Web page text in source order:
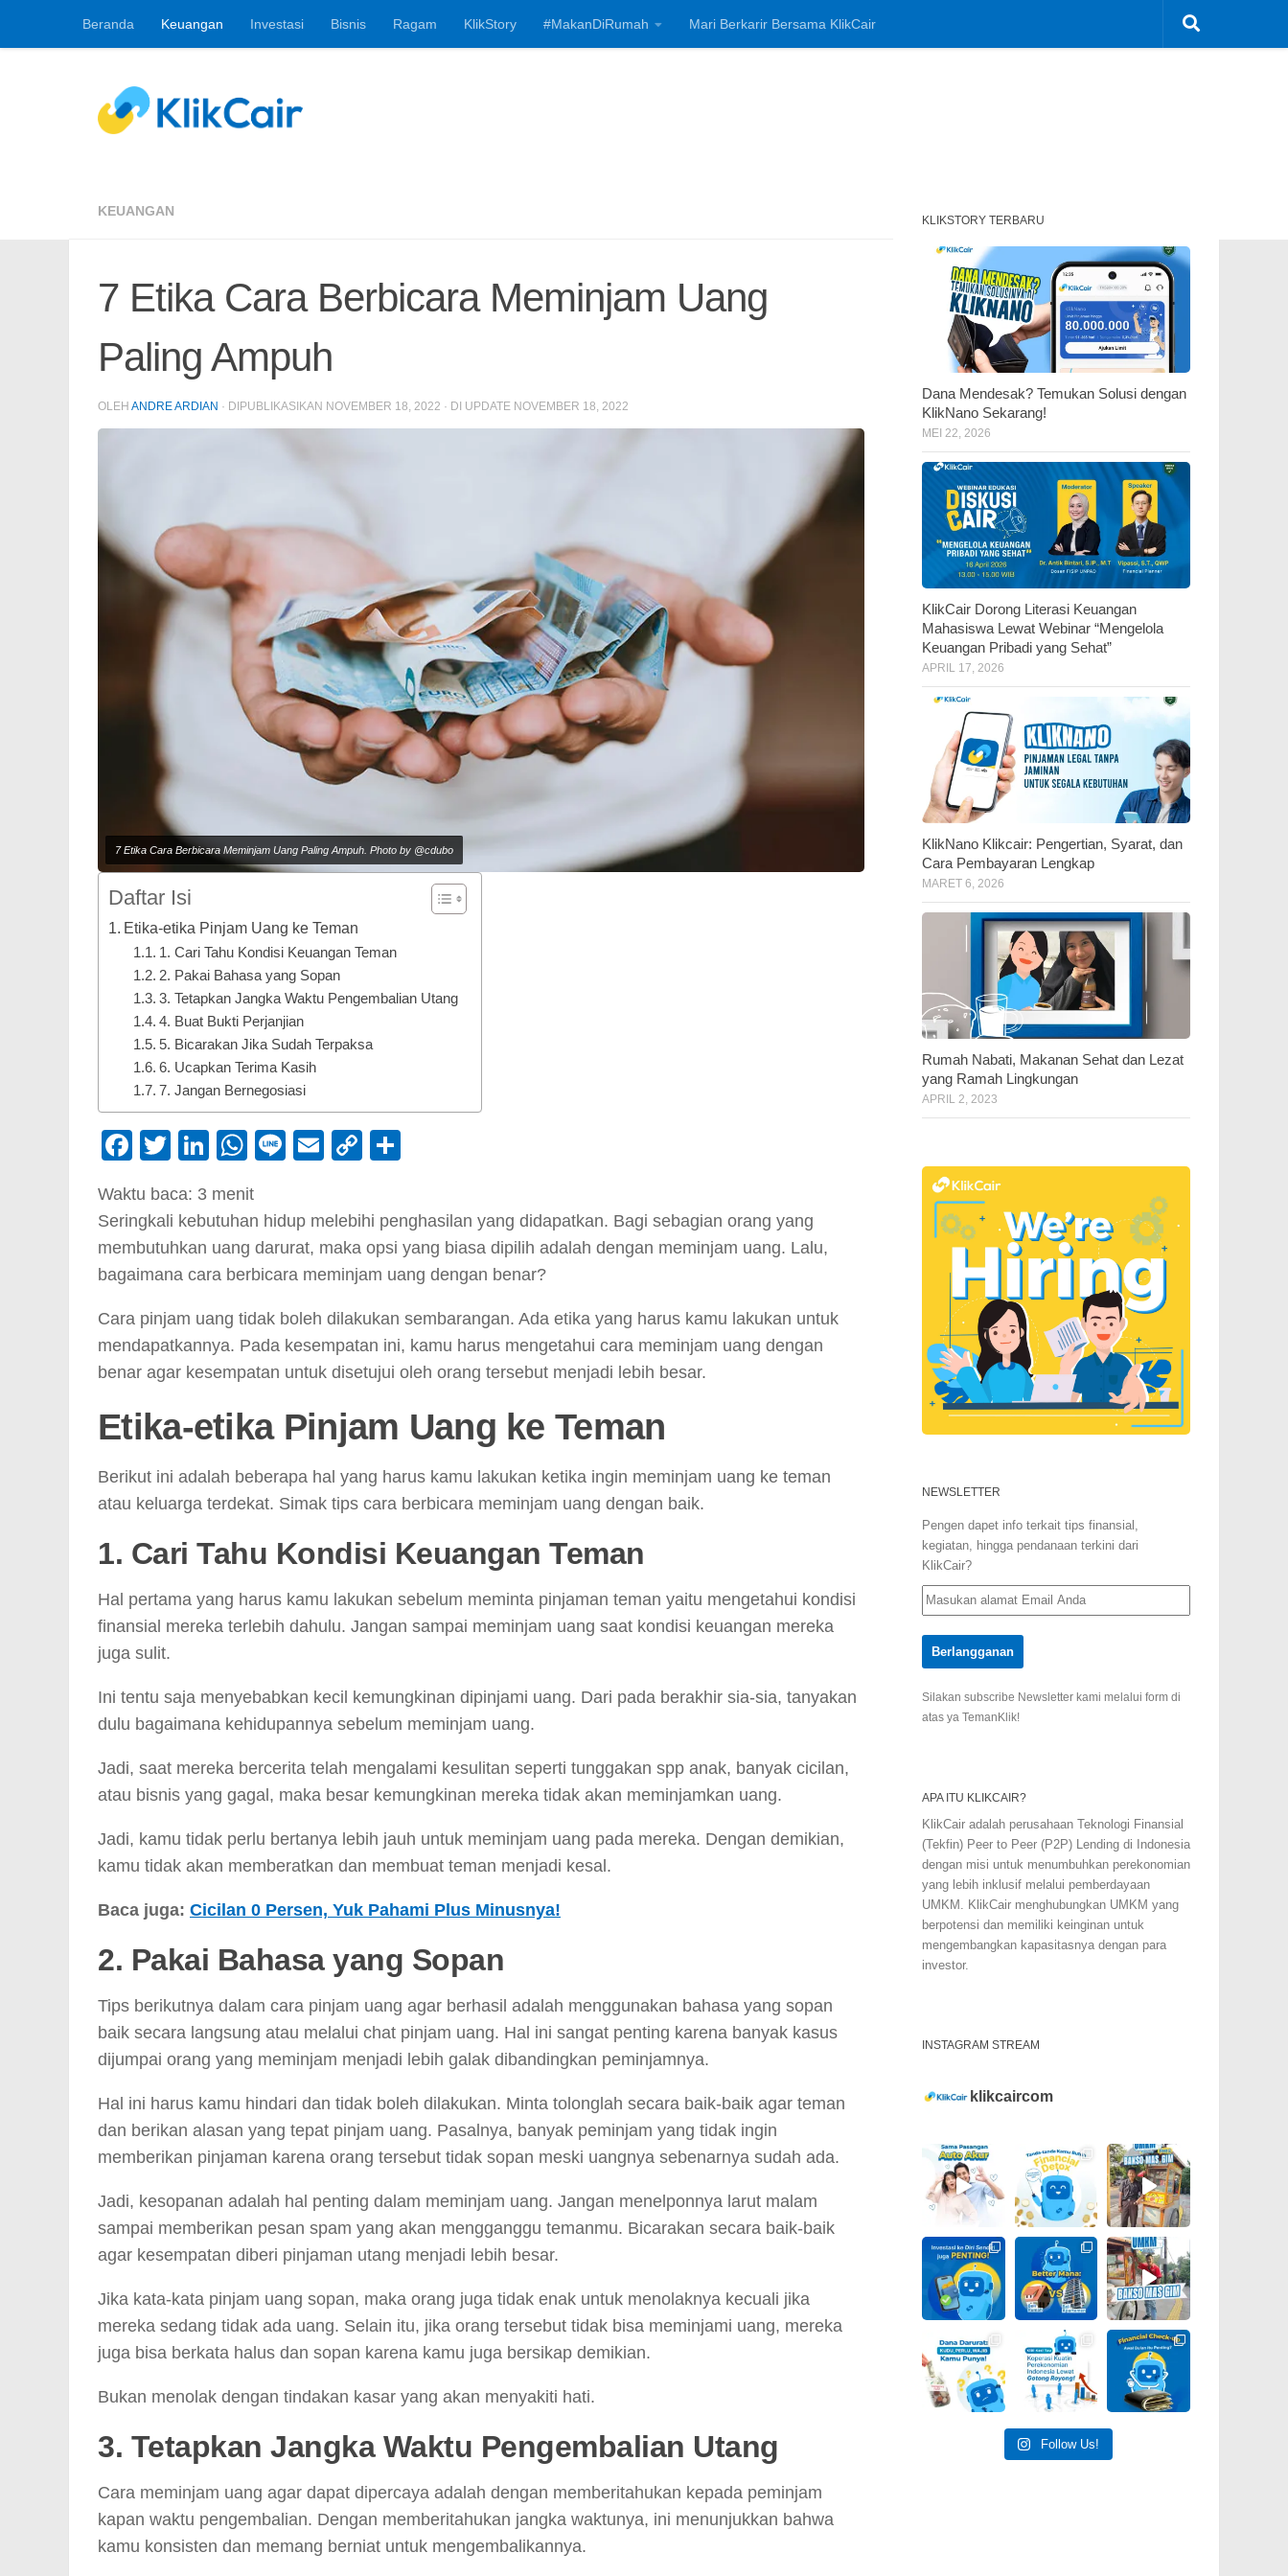
Skip to content
Beranda Keuangan Investasi Bisnis Ragam KlikStory #MakanDiRumah Mari Berkarir Bersama KlikCair
KEUANGAN
7 Etika Cara Berbicara Meminjam Uang
Paling Ampuh
OLEH ANDRE ARDIAN · DIPUBLIKASIKAN NOVEMBER 18, 2022 · DI UPDATE NOVEMBER 18, 2022
7 Etika Cara Berbicara Meminjam Uang Paling Ampuh. Photo by @cdubo
Daftar Isi
Etika-etika Pinjam Uang ke Teman
1. Cari Tahu Kondisi Keuangan Teman
2. Pakai Bahasa yang Sopan
3. Tetapkan Jangka Waktu Pengembalian Utang
4. Buat Bukti Perjanjian
5. Bicarakan Jika Sudah Terpaksa
6. Ucapkan Terima Kasih
7. Jangan Bernegosiasi
Facebook
Twitter
LinkedIn
WhatsApp
LineEmail
Copy
Waktu baca: 3 menit
Seringkali kebutuhan hidup melebihi penghasilan yang didapatkan. Bagi sebagian orang yang
membutuhkan uang darurat, maka opsi yang biasa dipilih adalah dengan meminjam uang. Lalu,
bagaimana cara berbicara meminjam uang dengan benar?
Cara pinjam uang tidak boleh dilakukan sembarangan. Ada etika yang harus kamu lakukan untuk
mendapatkannya. Pada kesempatan ini, kamu harus mengetahui cara meminjam uang dengan
benar agar kesempatan untuk disetujui oleh orang tersebut menjadi lebih besar.
Etika-etika Pinjam Uang ke Teman
Berikut ini adalah beberapa hal yang harus kamu lakukan ketika ingin meminjam uang ke teman
atau keluarga terdekat. Simak tips cara berbicara meminjam uang dengan baik.
1. Cari Tahu Kondisi Keuangan Teman
Hal pertama yang harus kamu lakukan sebelum meminta pinjaman teman yaitu mengetahui kondisi
finansial mereka terlebih dahulu. Jangan sampai meminjam uang saat kondisi keuangan mereka
juga sulit.
Ini tentu saja menyebabkan kecil kemungkinan dipinjami uang. Dari pada berakhir sia-sia, tanyakan
dulu bagaimana kehidupannya sebelum meminjam uang.
Jadi, saat mereka bercerita telah mengalami kesulitan seperti tunggakan spp anak, banyak cicilan,
atau bisnis yang gagal, maka besar kemungkinan mereka tidak akan meminjamkan uang.
Jadi, kamu tidak perlu bertanya lebih jauh untuk meminjam uang pada mereka. Dengan demikian,
kamu tidak akan memberatkan dan membuat teman menjadi kesal.
Baca juga: Cicilan 0 Persen, Yuk Pahami Plus Minusnya!
2. Pakai Bahasa yang Sopan
Tips berikutnya dalam cara pinjam uang agar berhasil adalah menggunakan bahasa yang sopan
baik secara langsung atau melalui chat pinjam uang. Hal ini sangat penting karena banyak kasus
dijumpai orang yang meminjam menjadi lebih galak dibandingkan peminjamnya.
Hal ini harus kamu hindari dan tidak boleh dilakukan. Minta tolonglah secara baik-baik agar teman
dan berikan alasan yang tepat pinjam uang. Pasalnya, banyak peminjam yang tidak ingin
memberikan pinjaman karena orang tersebut tidak sopan meski uangnya sebenarnya sudah ada.
Jadi, kesopanan adalah hal penting dalam meminjam uang. Jangan menelponnya larut malam
sampai memberikan pesan spam yang akan mengganggu temanmu. Bicarakan secara baik-baik
agar kesempatan diberi pinjaman utang menjadi lebih besar.
Jika kata-kata pinjam uang sopan, maka orang juga tidak enak untuk menolaknya kecuali jika
mereka sedang tidak ada uang. Selain itu, jika orang tersebut tidak bisa meminjami uang, mereka
juga bisa berkata halus dan sopan karena kamu juga bersikap demikian.
Bukan menolak dengan tindakan kasar yang akan menyakiti hati.
3. Tetapkan Jangka Waktu Pengembalian Utang
Cara meminjam uang agar dapat dipercaya adalah dengan memberitahukan kepada peminjam
kapan waktu pengembalian. Dengan memberitahukan jangka waktunya, ini menunjukkan bahwa
kamu konsisten dan memang berniat untuk mengembalikannya.
KLIKSTORY TERBARU
Dana Mendesak? Temukan Solusi dengan
KlikNano Sekarang!
MEI 22, 2026
KlikCair Dorong Literasi Keuangan
Mahasiswa Lewat Webinar “Mengelola
Keuangan Pribadi yang Sehat”
APRIL 17, 2026
KlikNano Klikcair: Pengertian, Syarat, dan
Cara Pembayaran Lengkap
MARET 6, 2026
Rumah Nabati, Makanan Sehat dan Lezat
yang Ramah Lingkungan
APRIL 2, 2023
NEWSLETTER
Pengen dapet info terkait tips finansial,
kegiatan, hingga pendanaan terkini dari
KlikCair?
Silakan subscribe Newsletter kami melalui form di
atas ya TemanKlik!
APA ITU KLIKCAIR?
KlikCair adalah perusahaan Teknologi Finansial
(Tekfin) Peer to Peer (P2P) Lending di Indonesia
dengan misi untuk menumbuhkan perekonomian
yang lebih inklusif melalui pemberdayaan
UMKM. KlikCair menghubungkan UMKM yang
berpotensi dan memiliki keinginan untuk
mengembangkan kapasitasnya dengan para
investor.
INSTAGRAM STREAM
klikcaircom
Follow Us!